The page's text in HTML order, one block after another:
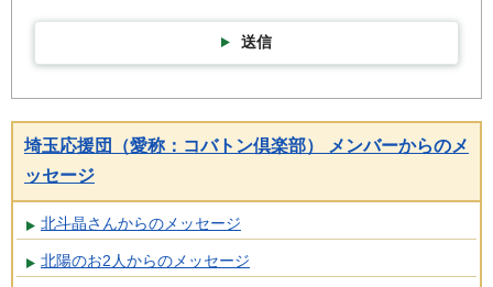
送信
埼玉応援団（愛称：コバトン倶楽部） メンバーからのメ
ッセージ
北斗晶さんからのメッセージ
北陽のお2人からのメッセージ